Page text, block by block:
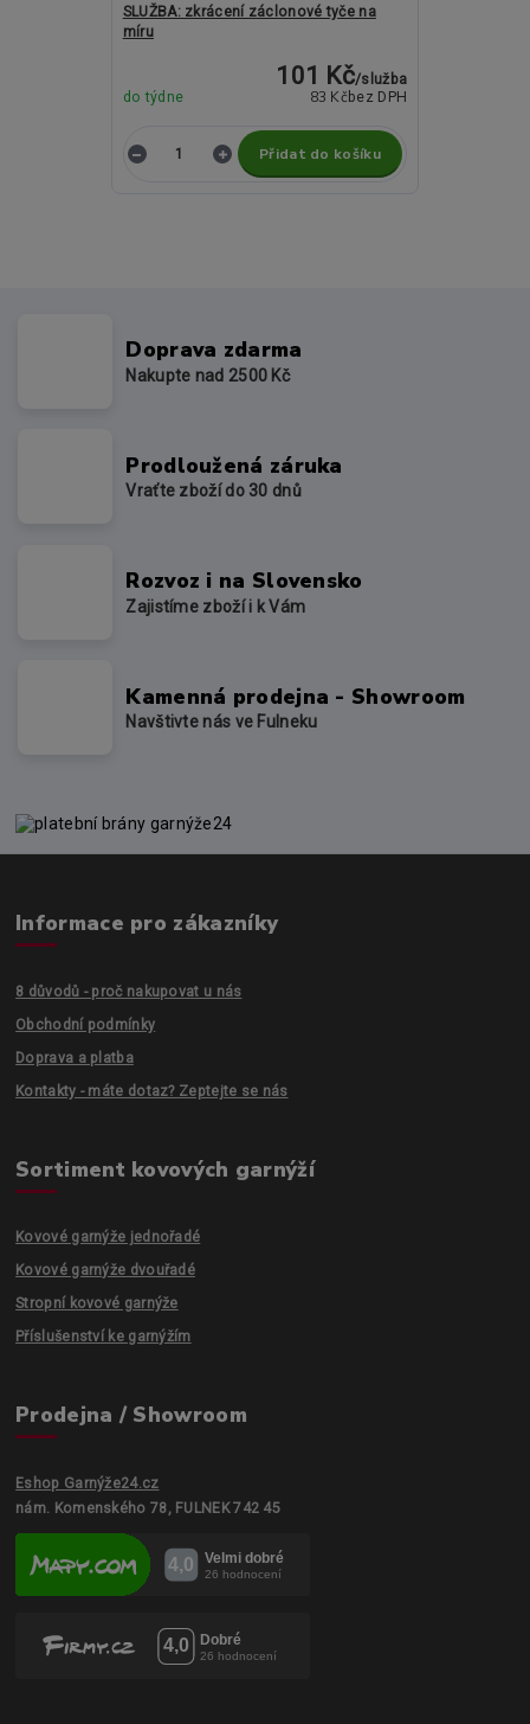
SLUŽBA: zkrácení záclonové tyče na
míru
101 Kč/služba
83 Kč bez DPH
do týdne
Přidat do košíku
Doprava zdarma
Nakupte nad 2500 Kč
Prodloužená záruka
Vraťte zboží do 30 dnů
Rozvoz i na Slovensko
Zajistíme zboží i k Vám
Kamenná prodejna - Showroom
Navštivte nás ve Fulneku
Informace pro zákazníky
8 důvodů - proč nakupovat u nás
Obchodní podmínky
Doprava a platba
Kontakty - máte dotaz? Zeptejte se nás
Sortiment kovových garnýží
Kovové garnýže jednořadé
Kovové garnýže dvouřadé
Stropní kovové garnýže
Příslušenství ke garnýžím
Prodejna / Showroom
Eshop Garnýže24.cz
nám. Komenského 78, FULNEK 742 45